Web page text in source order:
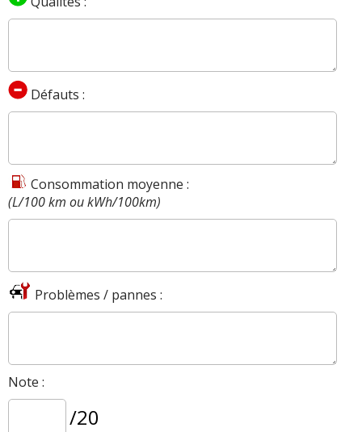
Défauts :
Consommation moyenne :
(L/100 km ou kWh/100km)
Problèmes / pannes :
Note :
/20